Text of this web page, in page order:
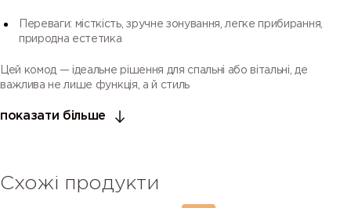
Переваги: місткість, зручне зонування, легке прибирання,
природна естетика
Цей комод — ідеальне рішення для спальні або вітальні, де
важлива не лише функція, а й стиль
показати більше
Схожі продукти